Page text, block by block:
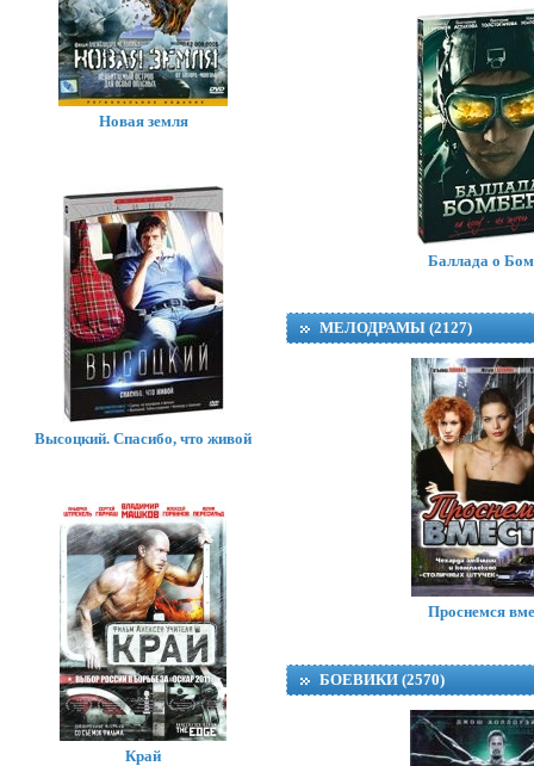
Баллада о
МЕЛОДРАМЫ (2127)
Проснемся
БОЕВИКИ (2570)
Новая земля
Высоцкий. Спасибо, что живой
Край